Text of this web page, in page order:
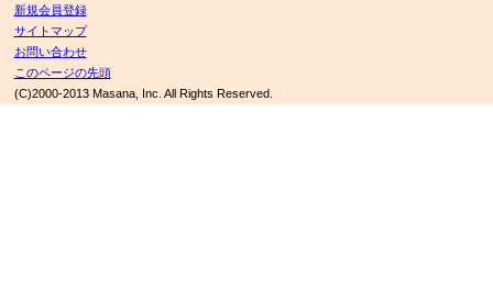
新規会員登録
サイトマップ
お問い合わせ
このページの先頭
(C)2000-2013 Masana, Inc. All Rights Reserved.